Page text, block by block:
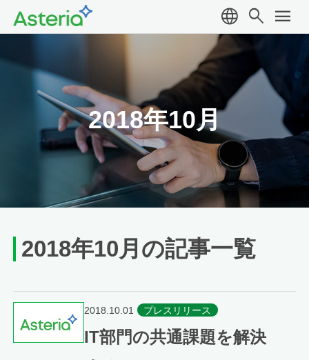
language search menu
2018年10月
2018年10月の記事一覧
2018.10.01 プレスリリース
IT部門の共通課題を解決